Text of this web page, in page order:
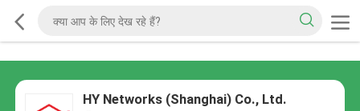
HY Networks (Shanghai) Co., Ltd.